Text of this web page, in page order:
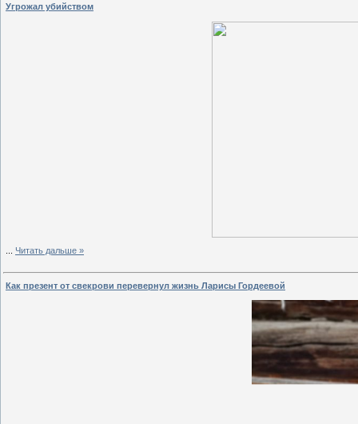
Угрожал убийством
Читать дальше »
Как презент от свекрови перевернул жизнь Ларисы Гордеевой